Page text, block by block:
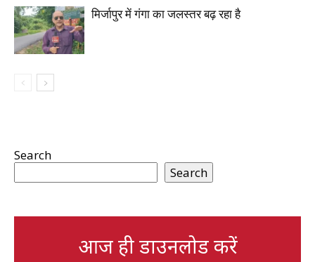
मिर्जापुर में गंगा का जलस्तर बढ़ रहा है
Search
Search
आज ही डाउनलोड करें